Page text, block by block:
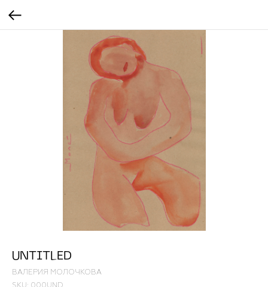
UNTITLED
ВАЛЕРИЯ МОЛОЧКОВА